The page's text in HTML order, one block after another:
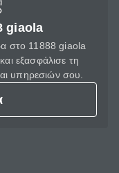
giaola
στο 11888 giaola
εξασφάλισε τη
υπηρεσιών σου.